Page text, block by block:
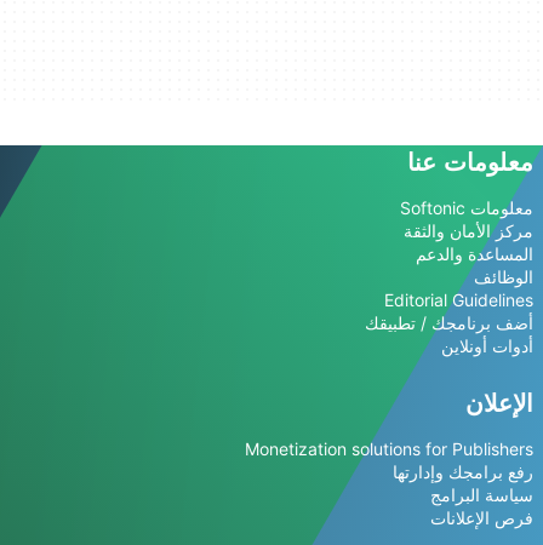
معلومات عنا
معلومات Softonic
مركز الأمان والثقة
المساعدة والدعم
الوظائف
Editorial Guidelines
أضف برنامجك / تطبيقك
أدوات أونلاين
الإعلان
Monetization solutions for Publishers
رفع برامجك وإدارتها
سياسة البرامج
فرص الإعلانات